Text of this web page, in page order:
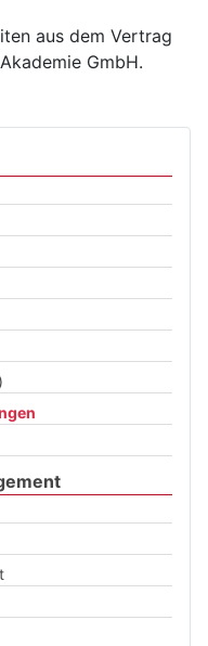
aus dem Vertrag
GmbH.